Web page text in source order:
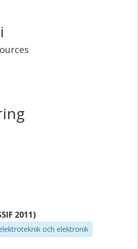
2011)
och elektronik